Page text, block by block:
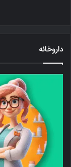
داروخانه